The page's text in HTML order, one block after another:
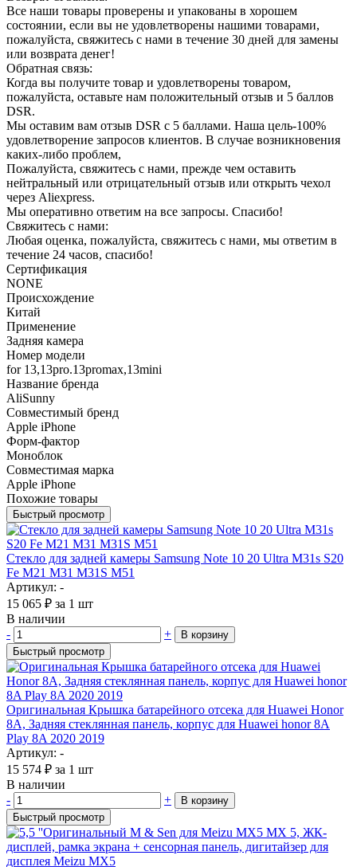
Все наши товары проверены и упакованы в хорошем
состоянии, если вы не удовлетворены нашими товарами,
пожалуйста, свяжитесь с нами в течение 30 дней для замены
или возврата денег!
Обратная связь:
Когда вы получите товар и удовлетворены товаром,
пожалуйста, оставьте нам положительный отзыв и 5 баллов
DSR.
Мы оставим вам отзыв DSR с 5 баллами. Наша цель-100%
удовлетворение запросов клиентов. В случае возникновения
каких-либо проблем,
Пожалуйста, свяжитесь с нами, прежде чем оставить
нейтральный или отрицательный отзыв или открыть чехол
через Aliexpress.
Мы оперативно ответим на все запросы. Спасибо!
Свяжитесь с нами:
Любая оценка, пожалуйста, свяжитесь с нами, мы ответим в
течение 24 часов, спасибо!
Сертификация
NONE
Происхождение
Китай
Применение
Задняя камера
Номер модели
for 13,13pro.13promax,13mini
Название бренда
AliSunny
Совместимый бренд
Apple iPhone
Форм-фактор
Моноблок
Совместимая марка
Apple iPhone
Похожие товары
Быстрый просмотр
Стекло для задней камеры Samsung Note 10 20 Ultra M31s S20
Fe M21 M31 M31S M51
Артикул: -
15 065 ₽ за 1 шт
В наличии
-
+
В корзину
Быстрый просмотр
Оригинальная Крышка батарейного отсека для Huawei Honor
8A, Задняя стеклянная панель, корпус для Huawei honor 8A
Play 8A 2020 2019
Артикул: -
15 574 ₽ за 1 шт
В наличии
-
+
В корзину
Быстрый просмотр